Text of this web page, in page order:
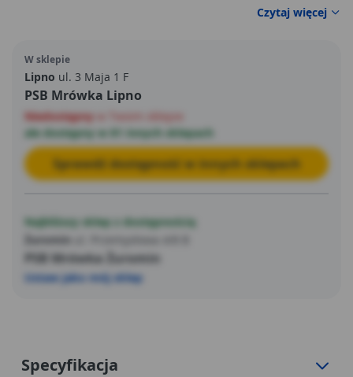
Czytaj więcej
W sklepie
Lipno ul. 3 Maja 1 F
PSB Mrówka Lipno
Niedostępny
ale dostępny w 81 innych sklepach
Sprawdź dostępność w innych sklepach
Najbliższy sklep z dostępnością
Żuromin
PSB Mrówka Żuromin
Ustaw jako mój sklep
Specyfikacja